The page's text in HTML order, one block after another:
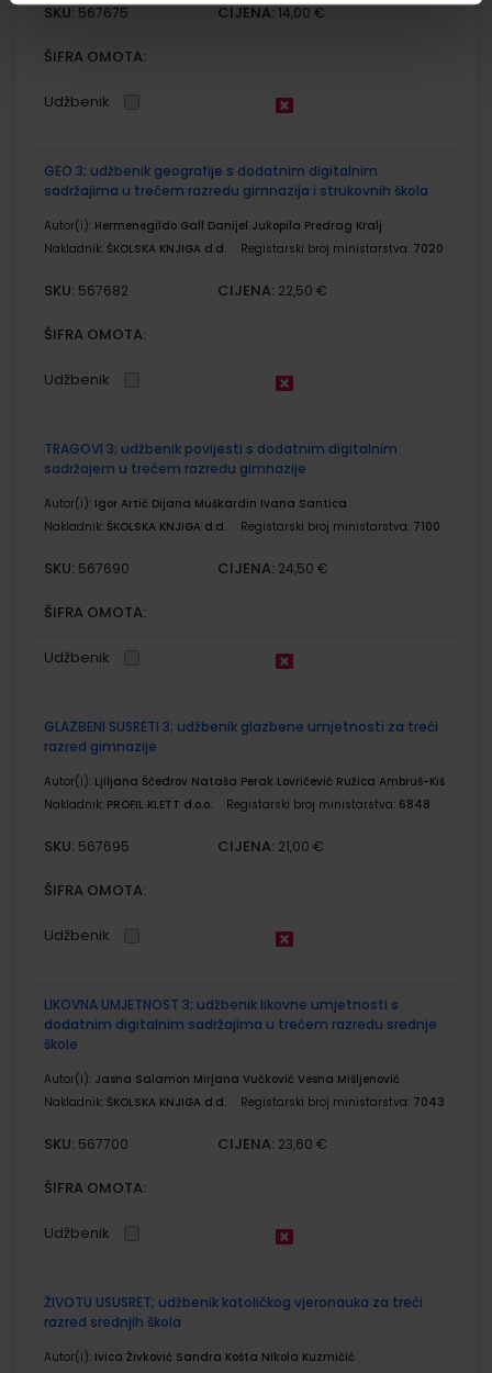
SKU: 567675 CIJENA: 14,00 €
ŠIFRA OMOTA:
Udžbenik
GEO 3; udžbenik geografije s dodatnim digitalnim
sadržajima u trećem razredu gimnazija i strukovnih škola
Autor(i): Hermenegildo Gall Danijel Jukopila Predrag Kralj
Nakladnik: ŠKOLSKA KNJIGA d.d. Registarski broj ministarstva: 7020
SKU: 567682 CIJENA: 22,50 €
ŠIFRA OMOTA:
Udžbenik
TRAGOVI 3; udžbenik povijesti s dodatnim digitalnim
sadržajem u trećem razredu gimnazije
Autor(i): Igor Artić Dijana Muškardin Ivana Santica
Nakladnik: ŠKOLSKA KNJIGA d.d. Registarski broj ministarstva: 7100
SKU: 567690 CIJENA: 24,50 €
ŠIFRA OMOTA:
Udžbenik
GLAZBENI SUSRETI 3; udžbenik glazbene umjetnosti za treći
razred gimnazije
Autor(i): Ljiljana Ščedrov Nataša Perak Lovričević Ružica Ambruš-Kiš
Nakladnik: PROFIL KLETT d.o.o. Registarski broj ministarstva: 6848
SKU: 567695 CIJENA: 21,00 €
ŠIFRA OMOTA:
Udžbenik
LIKOVNA UMJETNOST 3; udžbenik likovne umjetnosti s
dodatnim digitalnim sadržajima u trećem razredu srednje
škole
Autor(i): Jasna Salamon Mirjana Vučković Vesna Mišljenović
Nakladnik: ŠKOLSKA KNJIGA d.d. Registarski broj ministarstva: 7043
SKU: 567700 CIJENA: 23,60 €
ŠIFRA OMOTA:
Udžbenik
ŽIVOTU USUSRET; udžbenik katoličkog vjeronauka za treći
razred srednjih škola
Autor(i): Ivica Živković Sandra Košta Nikola Kuzmičić